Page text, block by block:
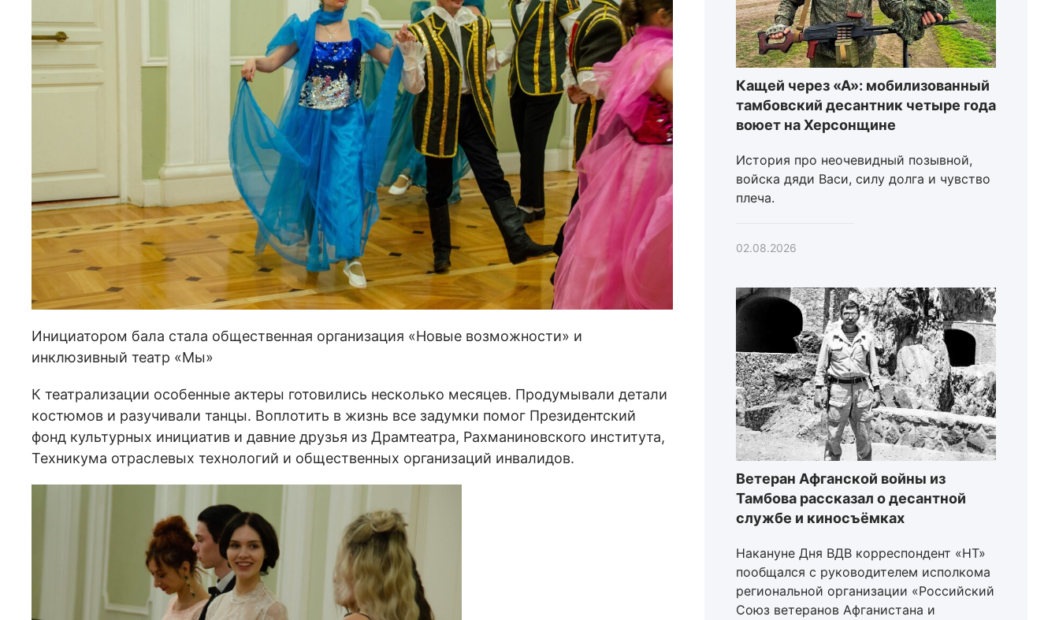
Инициатором бала стала общественная организация «Новые возможности» и
инклюзивный театр «Мы»
К театрализации особенные актеры готовились несколько месяцев. Продумывали детали
костюмов и разучивали танцы. Воплотить в жизнь все задумки помог Президентский
фонд культурных инициатив и давние друзья из Драмтеатра, Рахманиновского института,
Техникума отраслевых технологий и общественных организаций инвалидов.
Кащей через «А»: мобилизованный
тамбовский десантник четыре года
воюет на Херсонщине
История про неочевидный позывной,
войска дяди Васи, силу долга и чувство
плеча.
02.08.2026
Ветеран Афганской войны из
Тамбова рассказал о десантной
службе и киносъёмках
Накануне Дня ВДВ корреспондент «НТ»
пообщался с руководителем исполкома
региональной организации «Российский
Союз ветеранов Афганистана и